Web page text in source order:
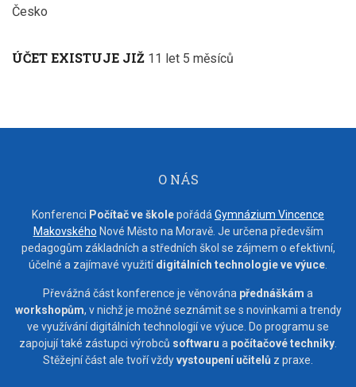
Česko
ÚČET EXISTUJE JIŽ 11 let 5 měsíců
O NÁS
Konferenci Počítač ve školepořádá Gymnázium Vincence
Makovského Nové Město na Moravě. Je určena především
pedagogům základních a středních škol se zájmem o efektivní,
účelné a zajímavé využitídigitálních technologie ve výuce
Převážná část konference je věnována přednáškám a
workshopům, v nichž je možné seznámit se s novinkami a trendy
ve využívání digitálních technologií ve výuce. Do programu se
zapojují také zástupci výrobců softwaru a počítačové techniky
Stěžejní část ale tvoří vždyvystoupení učitelů z praxe.